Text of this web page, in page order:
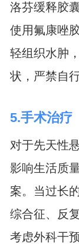
洛芬缓释胶
使用氟康唑
轻组织水肿
状，严禁自
5.手术治疗
对于先天性
影响生活质
案。当过长
综合征、反
考虑外科干